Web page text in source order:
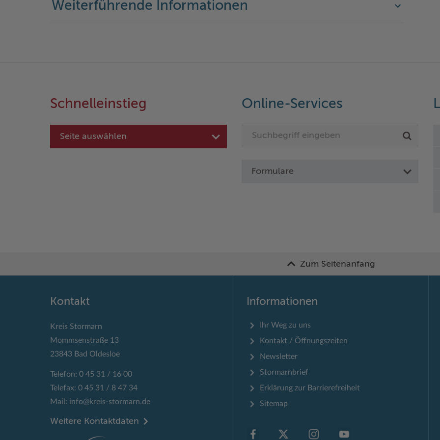
Weiterführende Informationen
Schnelleinstieg
Seite auswählen
Online-Services
Formulare
Zum Seitenanfang
Kontakt
Kreis Stormarn
Mommsenstraße 13
23843 Bad Oldesloe
Telefon: 0 45 31 / 16 00
Telefax: 0 45 31 / 8 47 34
Mail: info@kreis-stormarn.de
Weitere Kontaktdaten
Informationen
Ihr Weg zu uns
Kontakt / Öffnungszeiten
Newsletter
Stormarnbrief
Erklärung zur Barrierefreiheit
Sitemap